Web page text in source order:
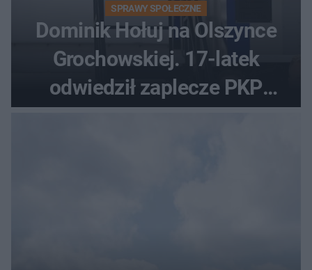
SPRAWY SPOŁECZNE
Dominik Hołuj na Olszynce
Grochowskiej. 17-latek
odwiedził zaplecze PKP
Intercity